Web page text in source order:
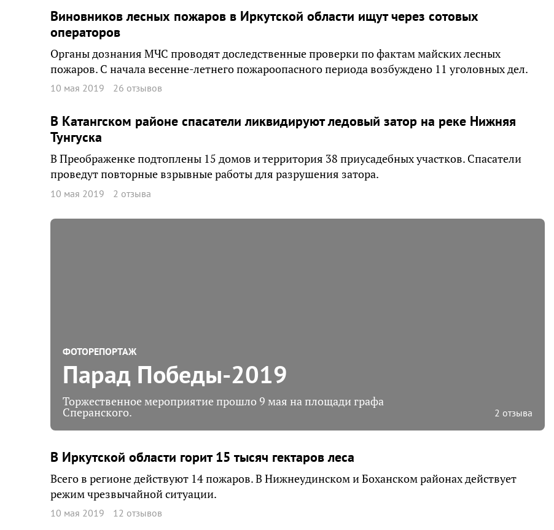
Виновников лесных пожаров в Иркутской области ищут через сотовых
операторов
Органы дознания МЧС проводят доследственные проверки по фактам майских лесных
пожаров. С начала весенне-летнего пожароопасного периода возбуждено 11 уголовных дел.
10 мая 2019 26 отзывов
В Катангском районе спасатели ликвидируют ледовый затор на реке Нижняя
Тунгуска
В Преображенке подтоплены 15 домов и территория 38 приусадебных участков. Спасатели
проведут повторные взрывные работы для разрушения затора.
10 мая 2019 2 отзыва
ФОТОРЕПОРТАЖ
Парад Победы-2019
Торжественное мероприятие прошло 9 мая на площади графа
Сперанского. 2 отзыва
В Иркутской области горит 15 тысяч гектаров леса
Всего в регионе действуют 14 пожаров. В Нижнеудинском и Боханском районах действует
режим чрезвычайной ситуации.
10 мая 2019 12 отзывов